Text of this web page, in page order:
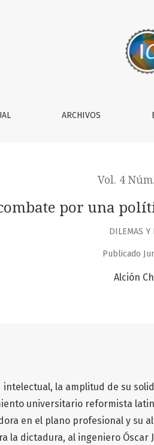
política nacional autónoma en
ARCHIVOS
Vol. 4
por una
DILEMAS Y
Publicado
Alción
la amplitud de su
universitario reformista
en el plano profesional y su
la dictadura, al ingeniero Óscar